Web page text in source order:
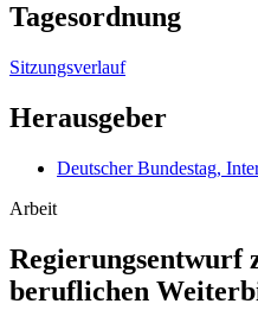
Tagesordnung
Sitzungsverlauf
Herausgeber
Deutscher Bundestag,
Arbeit
Regierungsent­wurf
be­ruf­li­chen